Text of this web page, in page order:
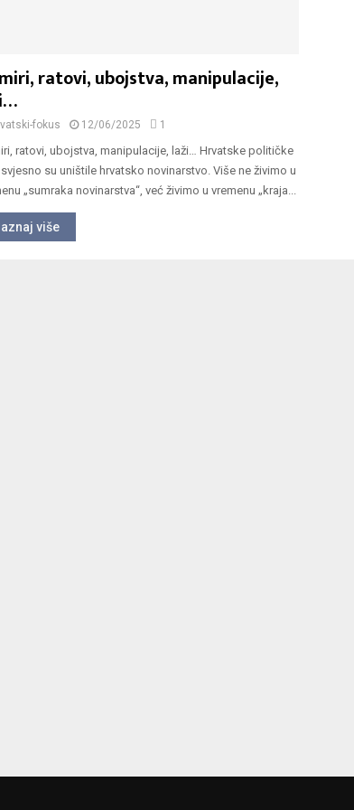
ratovi, ubojstva, manipulacije,
fokus 12/06/2025 1
ratovi, ubojstva, manipulacije, laži… Hrvatske političke
su uništile hrvatsko novinarstvo. Više ne živimo u
„sumraka novinarstva“, već živimo u vremenu „kraja...
više